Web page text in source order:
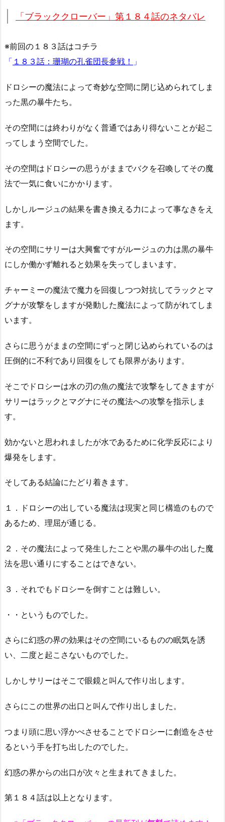
「ブラッククローバー」第１８４話のネタバレ
※前回の１８３話はコチラ
「 １８３話：珊瑚の孔雀団長参戦！ 」
ドロシーの魔法によって奇妙な空間に閉じ込められてしま
った黒の暴牛たち。
その空間には終わりがなく普通ではあり得ないことが起こ
ってしまう空間でした。
その空間はドロシーの思うがままでバクを召喚してその魔
法で一気に食いにかかります。
しかしルージュの結果を書き換える力によって事なきをえ
ます。
その空間にサリーは大興奮ですがルージュの力は黒の暴牛
にしか働かず離れると効果を失ってしまいます。
チャーミーの魔法で魔力を回復しつつ対抗してラックとマ
グナが攻撃をしますが発動した魔法によって防がれてしま
います。
さらに思うがままの空間にずっと閉じ込められているのは
圧倒的に不利であり回復をしても限界があります。
そこでドロシーは水の刃の魚の魔法で攻撃をしてきますが
サリーはラックとマグナにその魔法への攻撃を指示しま
す。
効かないと思われましたが水であるために化学反応により
爆発をします。
そしてある結論にたどり着きます。
１．ドロシーの出している魔法は現実と同じ構造のもので
あるため、理屈が通じる。
２．その魔法によって発生したことや黒の暴牛の出した魔
法を思い通りにすることはできない。
３．それでもドロシーを倒すことは難しい。
・・というものでした。
さらに幻惑の界の効果はその空間にいるものの眠気を誘
い、二度と起こさないものでした。
しかしサリーはそこで眼鏡と叫んで作り出します。
さらにこの世界の出口と叫んで作り出しました。
つまり頭に思い浮かべさせることでドロシーに創造をさせ
るという手を打ち出したのでした。
幻惑の界からの出口が次々と生まれてきました。
第１８４話は以上となります。